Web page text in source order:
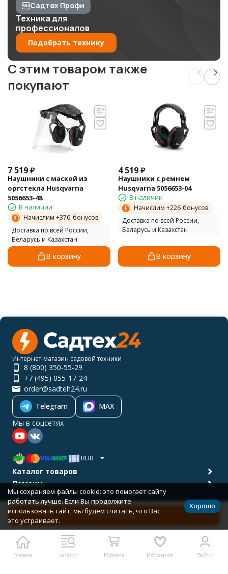
В корзину
Садтех Профи
Техника для
профессионалов
Подобрать технику
C этим товаром также
покупают
7 519₽
Наушники с маской из
оргстекла Husqvarna
5056653-48
В наличии
Начислим +376 бонусов
Доставка по всей России,
Беларусь и Казахстан
В корзину
4 519 ₽
Наушники с ремнем
Husqvarna 5056653-04
В наличии
Начислим +226 бонусов
Доставка по всей России,
Беларусь и Казахстан
В корзину
Главная Каталог Корзина Избранное Войти
Интернет-магазин садовой техники
8 (800) 350-55-29
+7 (495) 055-17-24
order@sadteh24.ru
Telegram
MAX
Мы в соцсетях
RUB
Каталог товаров
Помощь
Политика персональных данных
Карта сайта
© 2001-2026 САДТЕХ24
Разработано вbodysite.ru
Мы сохраняем файлы cookie: это помогает сайту
работать лучше. Если Вы продолжите
использовать сайт, мы будем считать, что Вас
это устраивает.
Хорошо